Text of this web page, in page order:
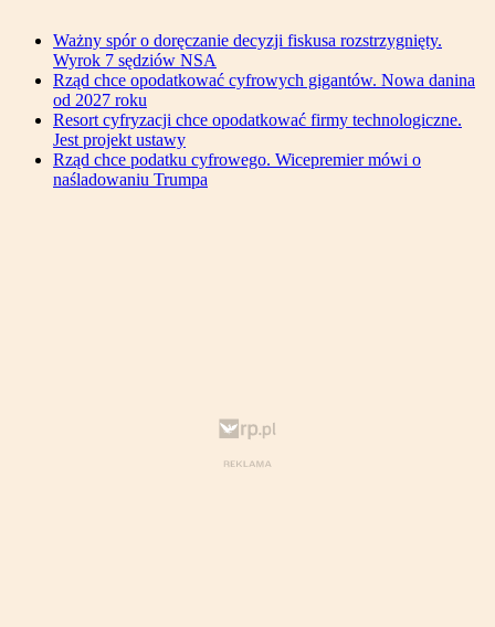
Ważny spór o doręczanie decyzji fiskusa rozstrzygnięty.
Wyrok 7 sędziów NSA
Rząd chce opodatkować cyfrowych gigantów. Nowa danina
od 2027 roku
Resort cyfryzacji chce opodatkować firmy technologiczne.
Jest projekt ustawy
Rząd chce podatku cyfrowego. Wicepremier mówi o
naśladowaniu Trumpa